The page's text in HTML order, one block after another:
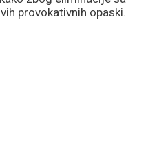
provokativnih opaski.